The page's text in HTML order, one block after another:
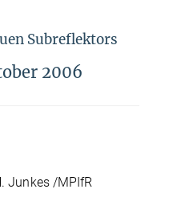
Subreflektors
2006
Junkes /MPIfR